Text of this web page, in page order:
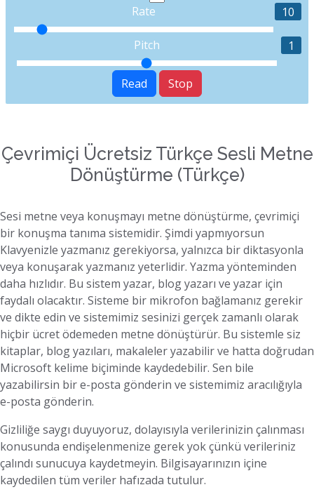
Rate 10
Pitch 1
Read Stop
Çevrimiçi Ücretsiz Türkçe Sesli Metne
Dönüştürme (Türkçe)
Sesi metne veya konuşmayı metne dönüştürme, çevrimiçi
bir konuşma tanıma sistemidir. Şimdi yapmıyorsun
Klavyenizle yazmanız gerekiyorsa, yalnızca bir diktasyonla
veya konuşarak yazmanız yeterlidir. Yazma yönteminden
daha hızlıdır. Bu sistem yazar, blog yazarı ve yazar için
faydalı olacaktır. Sisteme bir mikrofon bağlamanız gerekir
ve dikte edin ve sistemimiz sesinizi gerçek zamanlı olarak
hiçbir ücret ödemeden metne dönüştürür. Bu sistemle siz
kitaplar, blog yazıları, makaleler yazabilir ve hatta doğrudan
Microsoft kelime biçiminde kaydedebilir. Sen bile
yazabilirsin bir e-posta gönderin ve sistemimiz aracılığıyla
e-posta gönderin.
Gizliliğe saygı duyuyoruz, dolayısıyla verilerinizin çalınması
konusunda endişelenmenize gerek yok çünkü verileriniz
çalındı sunucuya kaydetmeyin. Bilgisayarınızın içine
kaydedilen tüm veriler hafızada tutulur.